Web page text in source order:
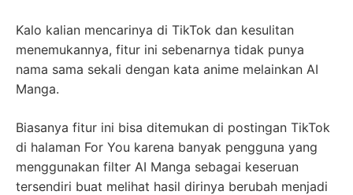
Kalo kalian mencarinya di TikTok dan kesulitan
menemukannya, fitur ini sebenarnya tidak punya
nama sama sekali dengan kata anime melainkan AI
Manga.
Biasanya fitur ini bisa ditemukan di postingan TikTok
di halaman For You karena banyak pengguna yang
menggunakan filter AI Manga sebagai keseruan
tersendiri buat melihat hasil dirinya berubah menjadi